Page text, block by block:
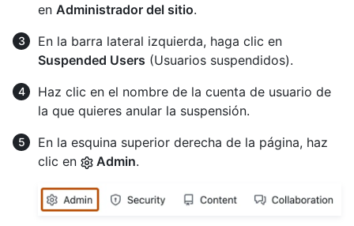
en Administrador del sitio.
En la barra lateral izquierda, haga clic en
Suspended Users (Usuarios suspendidos).
Haz clic en el nombre de la cuenta de usuario de
la que quieres anular la suspensión.
En la esquina superior derecha de la página, haz
clic en
Admin.